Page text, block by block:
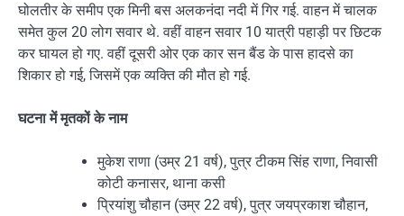
घोलतीर के समीप एक मिनी बस अलकनंदा नदी में गिर गई. वाहन में चालक
समेत कुल 20 लोग सवार थे. वहीं वाहन सवार 10 यात्री पहाड़ी पर छिटक
कर घायल हो गए. वहीं दूसरी ओर एक कार सन बैंड के पास हादसे का
शिकार हो गई, जिसमें एक व्यक्ति की मौत हो गई.
घटना में मृतकों के नाम
मुकेश राणा (उम्र 21 वर्ष), पुत्र टीकम सिंह राणा, निवासी
कोटी कनासर, थाना कसी
प्रियांशु चौहान (उम्र 22 वर्ष), पुत्र जयप्रकाश चौहान,